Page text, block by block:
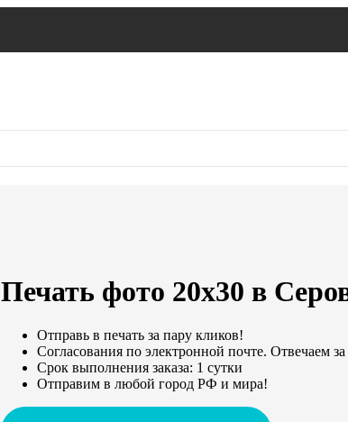
Печать фото 20х30 в
Отправь в печать за пару кликов!
Согласования по электронной почте. Отвечаем за
Срок выполнения заказа: 1 сутки
Отправим в любой город РФ и мира!